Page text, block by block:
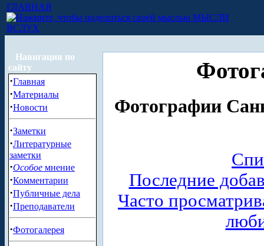
ГЛАВНАЯ
МЫСЛИ
ВСЛУХ
Навигация по
сайту
·Главная
·Материалы
·Новости
·Заметки
·Литературные
заметки
·Особое мнение
·Комментарии
·Публичные дела
·Преподаватели
·Фотогалерея
Фотографии
Последние
Часто